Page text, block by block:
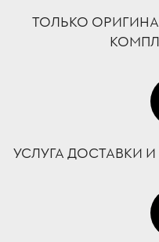
ТОЛЬКО
УСЛУГА ДОСТАВКИ